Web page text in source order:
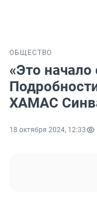
ОБЩЕСТВО
«Это
ХАМАС
18 октября 2024, 12:33